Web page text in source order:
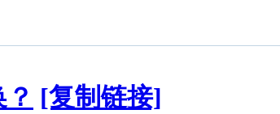
[复制链接]